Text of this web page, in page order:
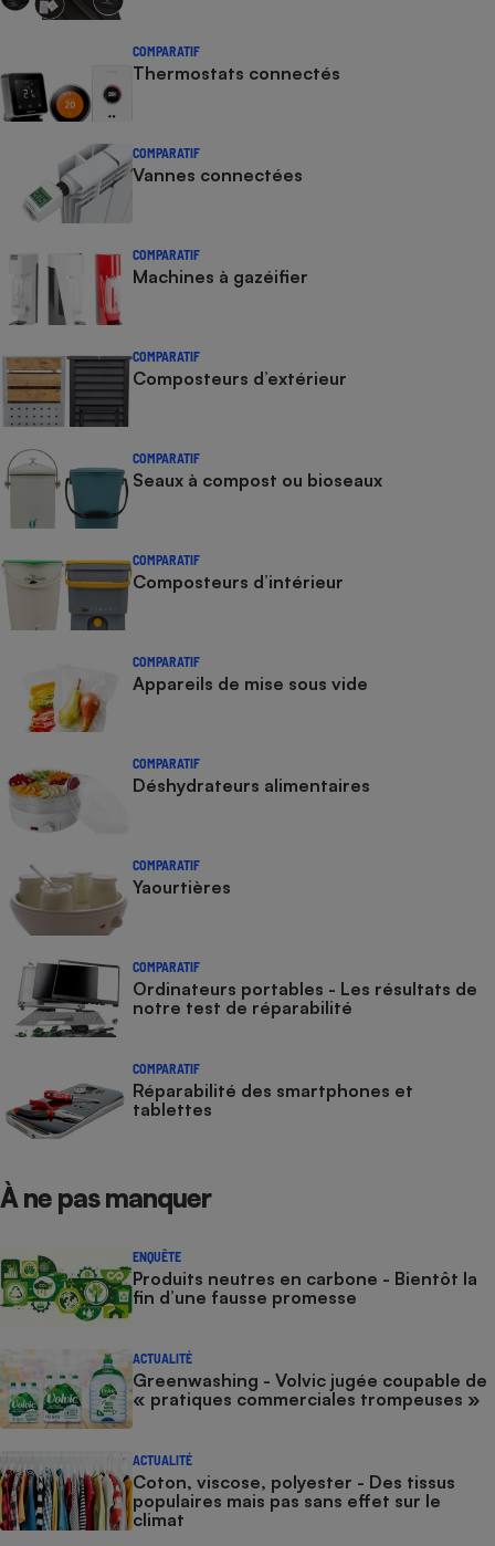
COMPARATIF
Thermostats connectés
COMPARATIF
Vannes connectées
COMPARATIF
Machines à gazéifier
COMPARATIF
Composteurs d’extérieur
COMPARATIF
Seaux à compost ou bioseaux
COMPARATIF
Composteurs d’intérieur
COMPARATIF
Appareils de mise sous vide
COMPARATIF
Déshydrateurs alimentaires
COMPARATIF
Yaourtières
COMPARATIF
Ordinateurs portables - Les résultats de
notre test de réparabilité
COMPARATIF
Réparabilité des smartphones et
tablettes
À ne pas manquer
ENQUÊTE
Produits neutres en carbone - Bientôt la
fin d’une fausse promesse
ACTUALITÉ
Greenwashing - Volvic jugée coupable de
« pratiques commerciales trompeuses »
ACTUALITÉ
Coton, viscose, polyester - Des tissus
populaires mais pas sans effet sur le
climat